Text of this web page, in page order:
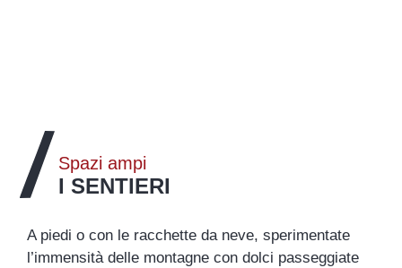
Spazi ampi
I SENTIERI
A piedi o con le racchette da neve, sperimentate
l’immensità delle montagne con dolci passeggiate